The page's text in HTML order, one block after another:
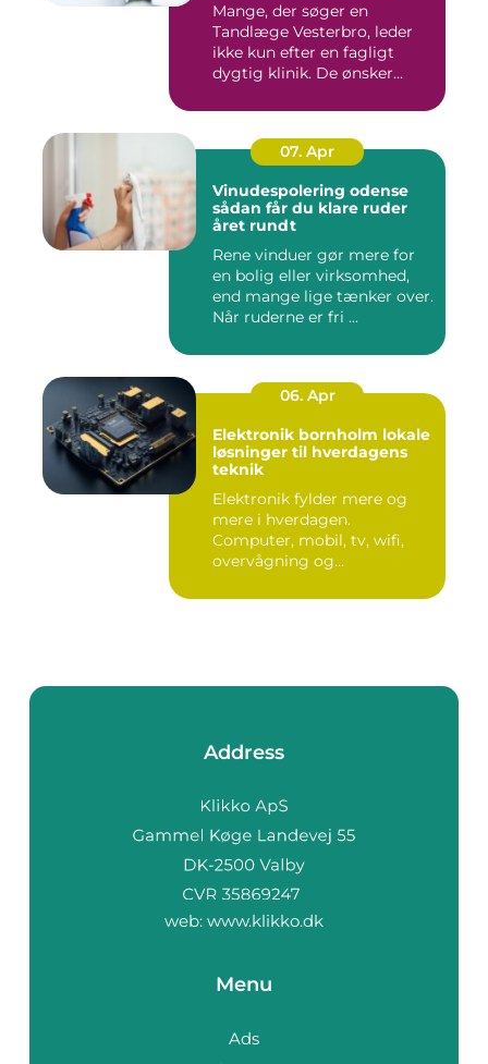
Mange, der søger en
Tandlæge Vesterbro, leder
ikke kun efter en fagligt
dygtig klinik. De ønsker
07. Apr
Vinudespolering odense
sådan får du klare ruder
året rundt
Rene vinduer gør mere for
en bolig eller virksomhed,
end mange lige tænker over.
Når ruderne er fri ...
06. Apr
Elektronik bornholm lokale
løsninger til hverdagens
teknik
Elektronik fylder mere og
mere i hverdagen.
Computer, mobil, tv, wifi,
overvågning og
Address
web: www.klikko.dk
Menu
Ads